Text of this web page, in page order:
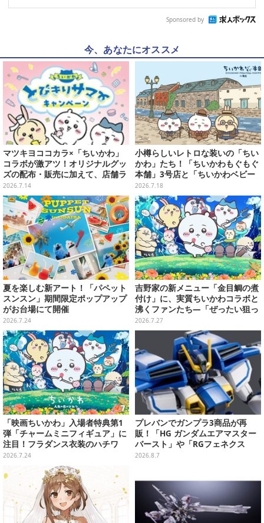
Sponsored by
今、あなたにオススメ
マツキヨココカラ×「ちいかわ」
コラボが激アツ！オリジナルグッ
ズの配布・販売に加えて、店舗ラ
ッピングや”花火打ち上げ”まで盛
り沢山
2026.7.14
小樽らしいレトロな装いの「ちい
かわ」たち！「ちいかわもぐもぐ
本舗」3号店と「ちいかわベビー
カステラ」がいよいよオープン
2026.7.18
夏を楽しむ新アート！「パペット
スンスン」期間限定ポップアップ
がお台場にて開催
2026.7.24
吉野家の新メニュー「金目鯛の煮
付け」に、実質ちいかわコラボと
沸くファンたち―「ぜったい狙っ
ただろ！」「映画公開のタイミン
グで妙だな？」
2026.7.27
「映画ちいかわ」入場者特典第1
弾「チャームミニフィギュア」に
注目！フラダンス衣装のハチワ
レ、うさぎら全8種類
2026.7.24
プレバンでガンプラ3商品が再
販！「HG ガンダムエアマスター
バースト」や「RGフェネクス
（ナラティブVer.）」も
2026.8.7